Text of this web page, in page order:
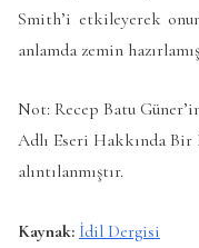
Smith’i etkileyerek
anlamda zemin
Not: Recep Batu
Adlı Eseri Hakkında
alıntılanmıştır.
Kaynak: İdil Dergisi